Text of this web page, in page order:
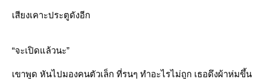
เสียงเคาะประตูดังอีก
“จะเปิดแล้วนะ”
เขาพูด หันไปมองคนตัวเล็ก ที่รนๆ ทำอะไรไม่ถูก เธอดึงผ้าห่มขึ้น